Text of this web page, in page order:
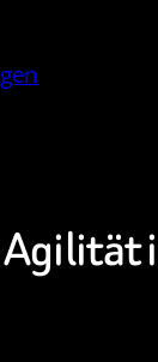
Agilität